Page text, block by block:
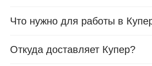
Что нужно для работы в
Откуда доставляет Купер?